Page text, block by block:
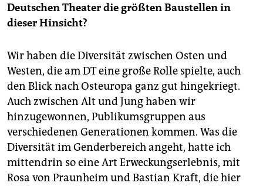
Deutschen Theater die größten Baustellen in
dieser Hinsicht?
Wir haben die Diversität zwischen Osten und
Westen, die am DT eine große Rolle spielte, auch
den Blick nach Osteuropa ganz gut hingekriegt.
Auch zwischen Alt und Jung haben wir
hinzugewonnen, Publikumsgruppen aus
verschiedenen Generationen kommen. Was die
Diversität im Genderbereich angeht, hatte ich
mittendrin so eine Art Erweckungserlebnis, mit
Rosa von Praunheim und Bastian Kraft, die hier